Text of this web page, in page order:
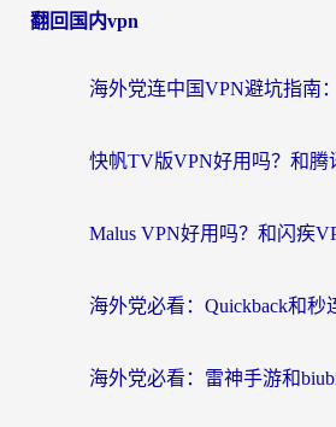
翻回国内vpn